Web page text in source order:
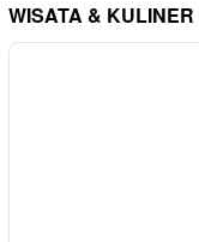
WISATA & KULINER